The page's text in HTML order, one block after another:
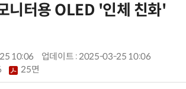
니터용 OLED '인체 친화'
10:06
업데이트 : 2025-03-25 10:06
25면